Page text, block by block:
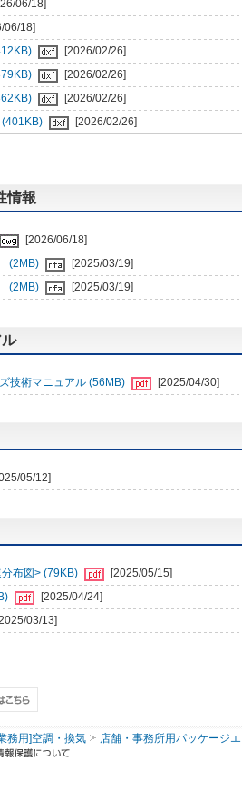
06/18]
06/18]
[2026/02/26]
[2026/02/26]
[2026/02/26]
(401KB)
[2026/02/26]
情報
[2026/06/18]
(2MB)
[2025/03/19]
(2MB)
[2025/03/19]
技術マニュアル (56MB) [2025/04/30]
05/12]
布図> (79KB)
[2025/05/15]
[2025/04/24]
03/13]
務用]空調・換気 店舗・事務所用パッケージ